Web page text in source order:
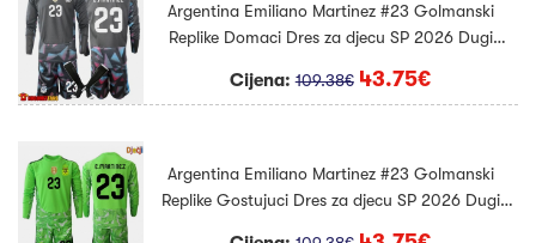
Argentina Emiliano Martinez #23 Golmanski
Replike Domaci Dres za djecu SP 2026 Dugi
Cijena:109.38€ 43.75€
Argentina Emiliano Martinez #23 Golmanski
Replike Gostujuci Dres za djecu SP 2026 Dugi